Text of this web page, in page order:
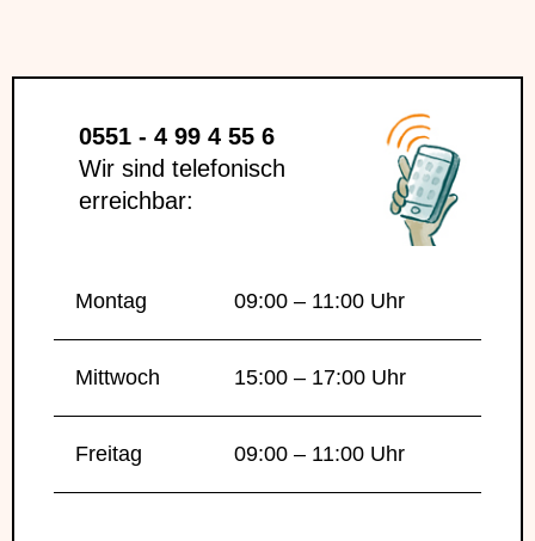
0551 - 4 99 4 55 6
Wir sind telefonisch
erreichbar:
Montag 09:00 – 11:00 Uhr
Mittwoch 15:00 – 17:00 Uhr
Freitag 09:00 – 11:00 Uhr